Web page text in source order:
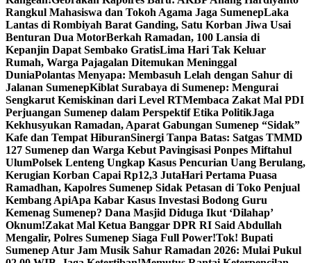
Rangkul Mahasiswa dan Tokoh Agama Jaga SumenepLaka
Lantas di Rombiyah Barat Ganding, Satu Korban Jiwa Usai
Benturan Dua MotorBerkah Ramadan, 100 Lansia di
Kepanjin Dapat Sembako GratisLima Hari Tak Keluar
Rumah, Warga Pajagalan Ditemukan Meninggal
DuniaPolantas Menyapa: Membasuh Lelah dengan Sahur di
Jalanan SumenepKiblat Surabaya di Sumenep: Mengurai
Sengkarut Kemiskinan dari Level RTMembaca Zakat Mal PDI
Perjuangan Sumenep dalam Perspektif Etika PolitikJaga
Kekhusyukan Ramadan, Aparat Gabungan Sumenep “Sidak”
Kafe dan Tempat HiburanSinergi Tanpa Batas: Satgas TMMD
127 Sumenep dan Warga Kebut Pavingisasi Ponpes Miftahul
UlumPolsek Lenteng Ungkap Kasus Pencurian Uang Berulang,
Kerugian Korban Capai Rp12,3 JutaHari Pertama Puasa
Ramadhan, Kapolres Sumenep Sidak Petasan di Toko Penjual
Kembang ApiApa Kabar Kasus Investasi Bodong Guru
Kemenag Sumenep? Dana Masjid Diduga Ikut ‘Dilahap’
Oknum!Zakat Mal Ketua Banggar DPR RI Said Abdullah
Mengalir, Polres Sumenep Siaga Full Power!Tok! Bupati
Sumenep Atur Jam Musik Sahur Ramadan 2026: Mulai Pukul